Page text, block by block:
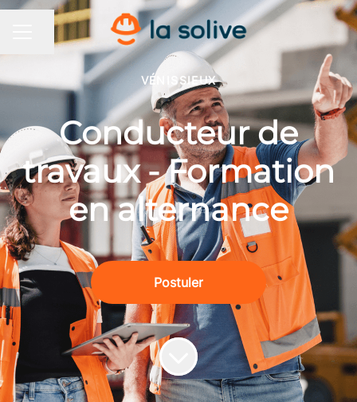
MENU CARRIÈRE
Partager la page
VÉNISSIEUX
Conducteur de
travaux - Formation
en alternance
Postuler